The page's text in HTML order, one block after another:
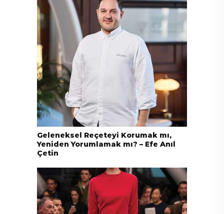
Geleneksel Reçeteyi Korumak mı,
Yeniden Yorumlamak mı? – Efe Anıl
Çetin